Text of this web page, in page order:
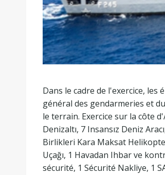
Dans le cadre de l'exercice,
général des gendarmeries et
le terrain. Exercice sur la côte
Denizaltı, 7 Insansız Deniz
Birlikleri Kara Maksat
Uçağı, 1 Havadan Ihbar ve
sécurité, 1 Sécurité Nakliye, 1